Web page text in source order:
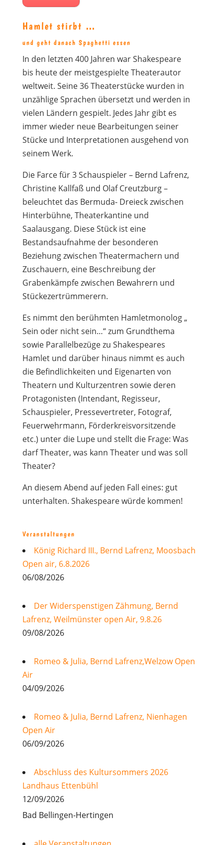
Hamlet stirbt …
und geht danach Spaghetti essen
In den letzten 400 Jahren war Shakespeare
bis heute der meistgespielte Theaterautor
weltweit. Seine 36 Theaterstücke wurden in
unzählige Sprachen übersetzt und werden in
vielen Ländern gespielt. Jedes Jahr gibt es
immer wieder neue Bearbeitungen seiner
Stücke und Interpretationen ausgehend von
seinem Werk.
Die Farce für 3 Schauspieler – Bernd Lafrenz,
Christine Kallfaß und Olaf Creutzburg –
beleuchtet das Bermuda- Dreieck zwischen
Hinterbühne, Theaterkantine und
Saalausgang. Diese Stück ist eine
Bestandsaufnahme der besonderen
Beziehung zwischen Theatermachern und
Zuschauern, eine Beschreibung der
Grabenkämpfe zwischen Bewahrern und
Stückezertrümmerern.
Es nimmt den berühmten Hamletmonolog „
Sein oder nicht sein…“ zum Grundthema
sowie Parallelbezüge zu Shakespeares
Hamlet und darüber hinaus nimmt es auch
die Befindlichkeiten und Eigenarten von
Theatern und Kulturzentren sowie deren
Protagonisten (Intendant, Regisseur,
Schauspieler, Pressevertreter, Fotograf,
Feuerwehrmann, Förderkreisvorsitzende
etc.) unter die Lupe und stellt die Frage: Was
darf Theater, was kann Theater und was soll
Theater?
An diesem Abend auf jeden Fall eines: gut
unterhalten. Shakespeare würde kommen!
Veranstaltungen
König Richard III., Bernd Lafrenz, Moosbach
Open air, 6.8.2026
06/08/2026
Der Widerspenstigen Zähmung, Bernd
Lafrenz, Weilmünster open Air, 9.8.26
09/08/2026
Romeo & Julia, Bernd Lafrenz,Welzow Open
Air
04/09/2026
Romeo & Julia, Bernd Lafrenz, Nienhagen
Open Air
06/09/2026
Abschluss des Kultursommers 2026
Landhaus Ettenbühl
12/09/2026
Bad Bellingen-Hertingen